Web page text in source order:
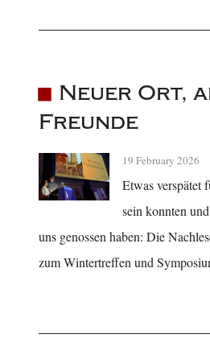
Neuer Ort,
Freunde
19 February 2026
Etwas verspätet
sein konnten
uns genossen haben: Die
zum Wintertreffen und